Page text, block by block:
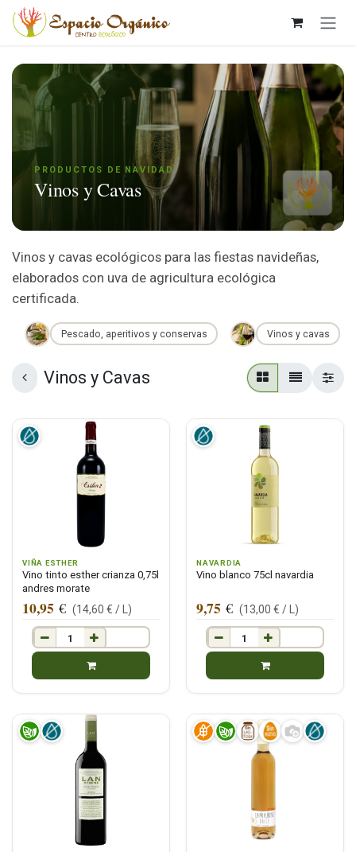
Ir al contenido
PRODUCTOS DE NAVIDAD
Vinos y Cavas
Vinos y cavas ecológicos para las fiestas navideñas,
elaborados con uva de agricultura ecológica
certificada.
Pescado, aperitivos y conservas Vinos y cavas
Vinos y Cavas
VIÑA ESTHER
Vino tinto esther crianza 0,75l
andres morate
10,95 € (14,60 € / )
NAVARDIA
Vino blanco 75cl navardia
9,75 € (13,00 € / )